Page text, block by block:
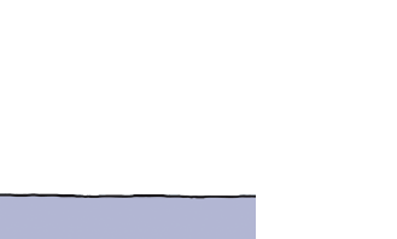
reifen Unternehmen